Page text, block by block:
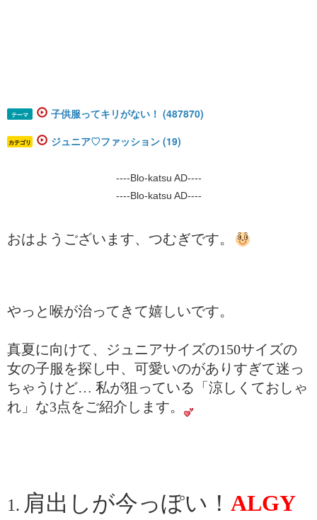
テーマ 子供服ってキリがない！ (487870)
カテゴリ ジュニア♡ファッション (19)
----Blo-katsu AD----
----Blo-katsu AD----
おはようございます、つむぎです。
やっと喉が治ってきて嬉しいです。
真夏に向けて、ジュニアサイズの150サイズの
女の子服を探し中、可愛いのがありすぎて迷っ
ちゃうけど… 私が狙っている「涼しくておしゃ
れ」な3点をご紹介します。
1. 肩出しが今っぽい！ ALGY